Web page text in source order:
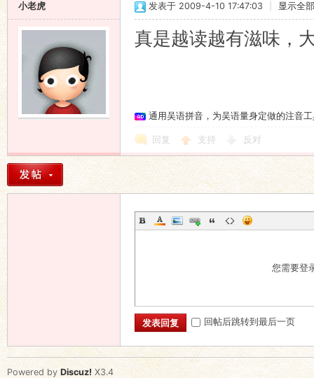
小老虎 发表于 2009-4-10 17:47:03 显示全
真是越读越有滋味，
通用吴语拼音，为吴语量身定做的注音
回复 支持 反对
您需要登
发表回复 回帖后跳转到最后一页
Powered by Discuz! X3.4